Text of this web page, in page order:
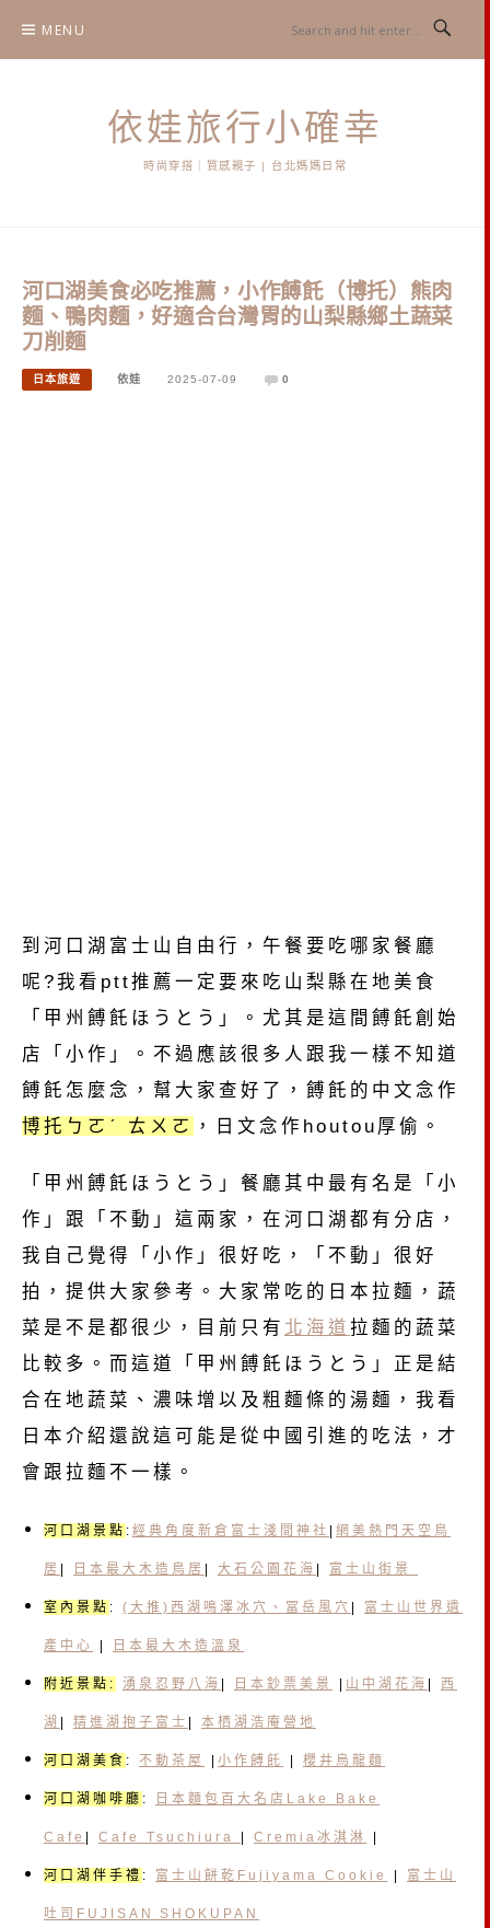
content
MENU
依娃旅行小確幸
時尚穿搭｜質感親子 | 台北媽媽日常
河口湖美食必吃推薦，小作​餺飥（博托）熊肉
麵、鴨肉麵，好適合台灣胃的山梨縣鄉土蔬菜
刀削麵
日本旅遊 依娃 2025-07-09 0
到河口湖富士山自由行，午餐要吃哪家餐廳
呢?我看ptt推薦一定要來吃山梨縣在地美食
「甲州餺飥ほうとう」。尤其是這間餺飥創始
店「小作​」。不過應該很多人跟我一樣不知道
餺飥怎麼念，幫大家查好了，餺飥的中文念作
博托ㄅㄛˊ ㄊㄨㄛ
，日文念作houtou厚偷。
「甲州餺飥ほうとう」餐廳其中最有名是「小
作​」跟「不動」這兩家，在河口湖都有分店，
我自己覺得「小作​」很好吃，「不動」很好
拍，提供大家參考。大家常吃的日本拉麵，蔬
菜是不是都很少，目前只有 北海道 拉麵的蔬菜
比較多。而這道「甲州餺飥ほうとう」正是結
合在地蔬菜、濃味增以及粗麵條的湯麵，我看
日本介紹還說這可能是從中國引進的吃法，才
會跟拉麵不一樣。
河口湖景點 : 經典角度新倉富士淺間神社 | 網美熱門天空鳥
居 | 日本最大木造鳥居 | 大石公園花海 | 富士山街景
室內景點 : (大推)西湖鳴澤冰穴、冨岳風穴 | 富士山世界遺
產中心 | 日本最大木造溫泉
附近景點: 湧泉忍野八海 | 日本鈔票美景 | 山中湖花海 | 西
湖 | 精進湖抱子富士 | 本栖湖浩庵營地
河口湖美食 : 不動茶屋 | 小作餺飥 | 櫻井烏龍麵
河口湖咖啡廳 : 日本麵包百大名店Lake Bake
Cafe | Cafe Tsuchiura | Cremia冰淇淋 |
河口湖伴手禮 : 富士山餅乾Fujiyama Cookie | 富士山
吐司FUJISAN SHOKUPAN